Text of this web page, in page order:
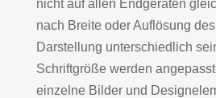
nicht auf allen Endgeräten
nach Breite oder Auflösung
Darstellung unterschiedlich
Schriftgröße werden
einzelne Bilder und